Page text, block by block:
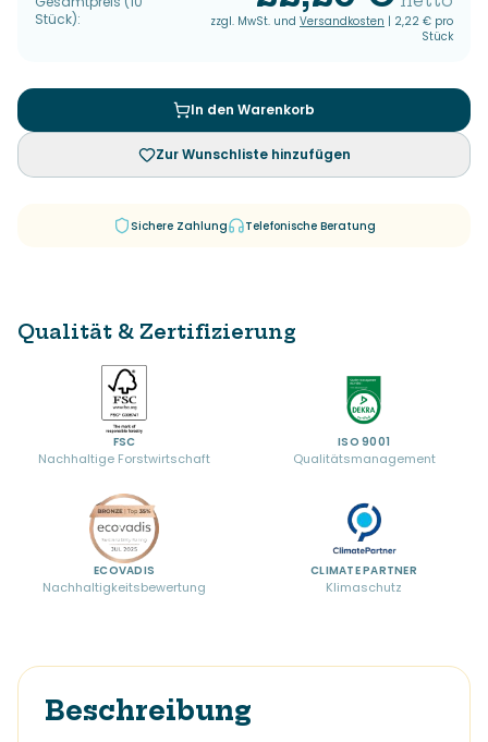
Stück): zzgl. MwSt. und Versandkosten | 2,22 € pro
Stück
In den Warenkorb
Zur Wunschliste hinzufügen
Sichere Zahlung Telefonische Beratung
Qualität & Zertifizierung
FSC
Nachhaltige Forstwirtschaft
ISO 9001
Qualitätsmanagement
ECOVADIS
Nachhaltigkeitsbewertung
CLIMATE PARTNER
Klimaschutz
Beschreibung